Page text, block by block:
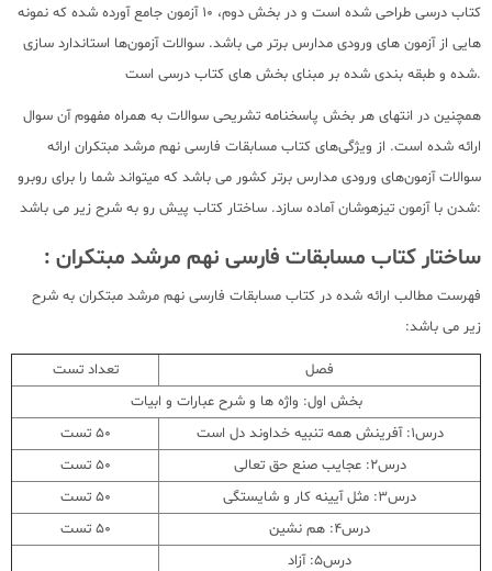
کتاب درسی طراحی شده است و در بخش دوم، 10 آزمون جامع آورده شده که نمونه
هایی از آزمون های ورودی مدارس برتر می باشد. سوالات آزمون‌ها استاندارد سازی
شده و طبقه بندی شده بر مبنای بخش های کتاب درسی است.
همچنین در انتهای هر بخش پاسخنامه تشریحی سوالات به همراه مفهوم آن سوال
ارائه شده است. از ویژگی‌های کتاب مسابقات فارسی نهم مرشد مبتکران ارائه
سوالات آزمون‌های ورودی مدارس برتر کشور می باشد که میتواند شما را برای روبرو
شدن با آزمون تیزهوشان آماده سازد. ساختار کتاب پیش رو به شرح زیر می باشد:
ساختار کتاب مسابقات فارسی نهم مرشد مبتکران :
فهرست مطالب ارائه شده در کتاب مسابقات فارسی نهم مرشد مبتکران به شرح
زیر می باشد:
فصل
تعداد تست
بخش اول: واژه ها و شرح عبارات و ابیات
درس1: آفرینش همه تنبیه خداوند دل است
50 تست
درس2: عجایب صنع حق تعالی
50 تست
درس3: مثل آیینه کار و شایستگی
50 تست
درس4: هم نشین
50 تست
درس5: آزاد